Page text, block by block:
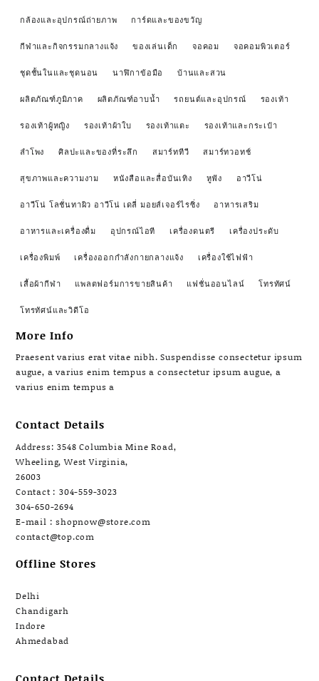
กล้องและอุปกรณ์ถ่ายภาพ การ์ดและของขวัญ
กีฬาและกิจกรรมกลางแจ้ง ของเล่นเด็ก จอคอม จอคอมพิวเตอร์
ชุดชั้นในและชุดนอน นาฬิกาข้อมือ บ้านและสวน
ผลิตภัณฑ์ภูมิภาค ผลิตภัณฑ์อาบน้ำ รถยนต์และอุปกรณ์ รองเท้า
รองเท้าผู้หญิง รองเท้าผ้าใบ รองเท้าแตะ รองเท้าและกระเป๋า
ลำโพง ศิลปะและของที่ระลึก สมาร์ททีวี สมาร์ทวอทช์
สุขภาพและความงาม หนังสือและสื่อบันเทิง หูฟัง อาวีโน่
อาวีโน่ โลชั่นทาผิว อาวีโน่ เดลี่ มอยส์เจอร์ไรซิ่ง อาหารเสริม
อาหารและเครื่องดื่ม อุปกรณ์ไอที เครื่องดนตรี เครื่องประดับ
เครื่องพิมพ์ เครื่องออกกำลังกายกลางแจ้ง เครื่องใช้ไฟฟ้า
เสื้อผ้ากีฬา แพลตฟอร์มการขายสินค้า แฟชั่นออนไลน์ โทรทัศน์
โทรทัศน์และวิดีโอ
More Info
Praesent varius erat vitae nibh. Suspendisse consectetur ipsum
augue, a varius enim tempus a consectetur ipsum augue, a
varius enim tempus a
Contact Details
Address: 3548 Columbia Mine Road,
Wheeling, West Virginia,
26003
Contact : 304-559-3023
304-650-2694
E-mail : shopnow@store.com
contact@top.com
Offline Stores
Delhi
Chandigarh
Indore
Ahmedabad